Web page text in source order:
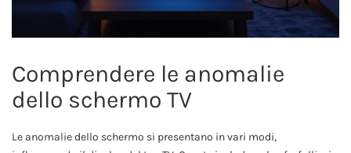
Comprendere le anomalie
dello schermo TV
Le anomalie dello schermo si presentano in vari modi,